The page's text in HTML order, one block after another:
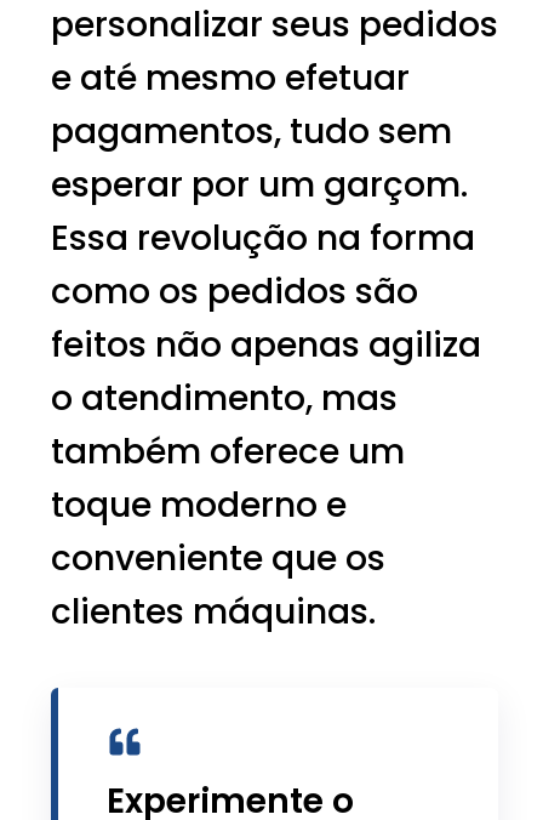
personalizar seus pedidos
e até mesmo efetuar
pagamentos, tudo sem
esperar por um garçom.
Essa revolução na forma
como os pedidos são
feitos não apenas agiliza
o atendimento, mas
também oferece um
toque moderno e
conveniente que os
clientes máquinas.
Experimente o